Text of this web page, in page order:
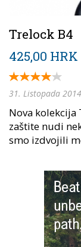
Trelock B4
425,00 HRK
31. Listopada
Nova kolekcija
zaštite nudi
smo izdvojili